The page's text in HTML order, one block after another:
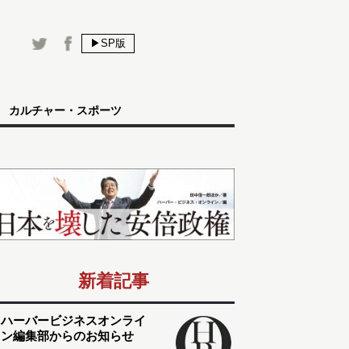
▶SP版
カルチャー・スポーツ
新着記事
ハーバービジネスオンライ
ン編集部からのお知らせ